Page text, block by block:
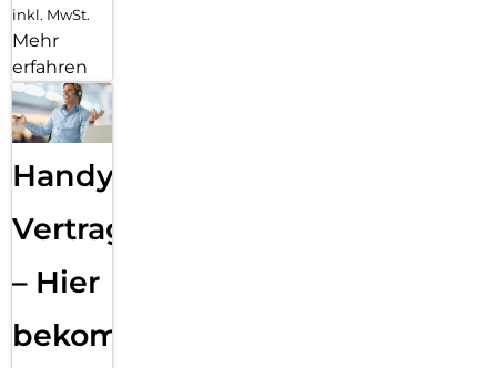
inkl. MwSt.
Mehr
erfahren
Handy
Vertragsabwicklung
– Hier
bekommst